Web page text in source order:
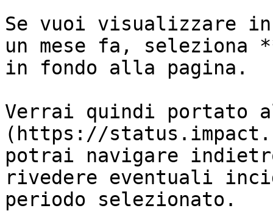
Se vuoi visualizzare
un mese fa, seleziona
in fondo alla pagina.
Verrai quindi portato
(https://
potrai navigare
rivedere eventuali
periodo selezionato.